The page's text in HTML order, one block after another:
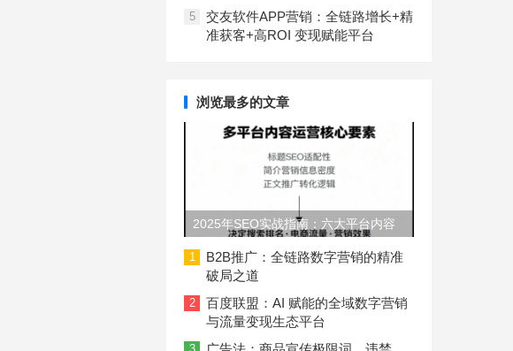
5
交友软件APP营销：全链路增长+精
准获客+高ROI 变现赋能平台
浏览最多的文章
2025年SEO实战指南：六大平台内容
长度与结构规范
1
B2B推广：全链路数字营销的精准
破局之道
2
百度联盟：AI 赋能的全域数字营销
与流量变现生态平台